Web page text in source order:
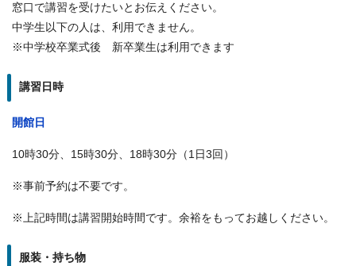
窓口で講習を受けたいとお伝えください。
中学生以下の人は、利用できません。
※中学校卒業式後 新卒業生は利用できます
講習日時
開館日
10時30分、15時30分、18時30分（1日3回）
※事前予約は不要です。
※上記時間は講習開始時間です。余裕をもってお越しください。
服装・持ち物